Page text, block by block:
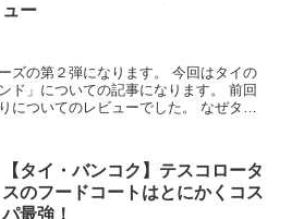
ュー
ズの第２弾になります。 今回はタイの
ド」についての記事になります。 前回
についてのレビューでした。 なぜタイ
【タイ・バンコク】テスコロータ
スのフードコートはとにかくコス
パ最強！